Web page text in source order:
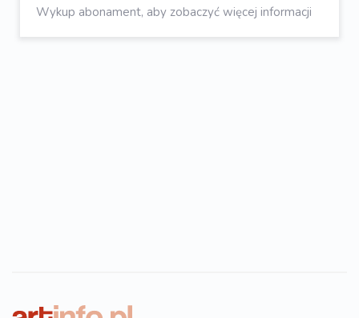
Wykup abonament, aby zobaczyć więcej informacji